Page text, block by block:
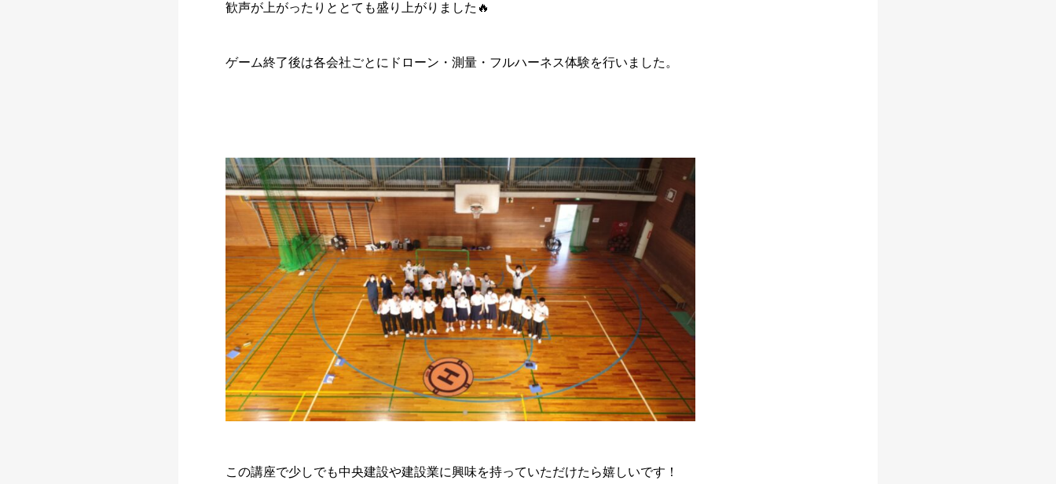
歓声が上がったりととても盛り上がりました🔥
ゲーム終了後は各会社ごとにドローン・測量・フルハーネス体験を行いました。
この講座で少しでも中央建設や建設業に興味を持っていただけたら嬉しいです！